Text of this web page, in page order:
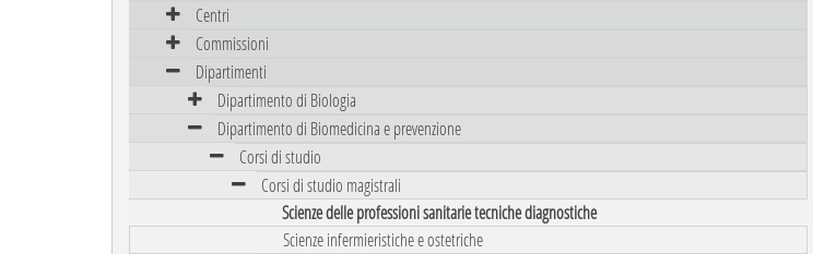
Centri
Commissioni
Dipartimenti
Dipartimento di Biologia
Dipartimento di Biomedicina e prevenzione
Corsi di studio
Corsi di studio magistrali
Scienze delle professioni sanitarie tecniche diagnostiche
Scienze infermieristiche e ostetriche